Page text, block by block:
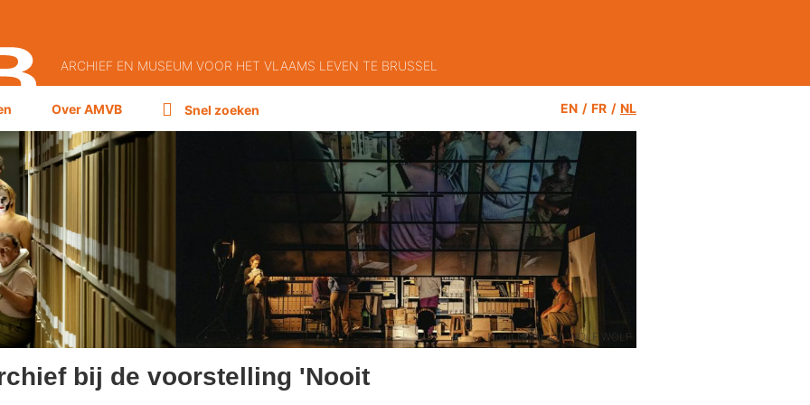
ARCHIEF EN MUSEUM VOOR HET VLAAMS LEVEN TE BRUSSEL
Over AMVB Snel zoeken
collectie Snel zoeken in de website
EN FR NL
Nooit Nooit van WOLF WOLF
bij de voorstelling 'Nooit